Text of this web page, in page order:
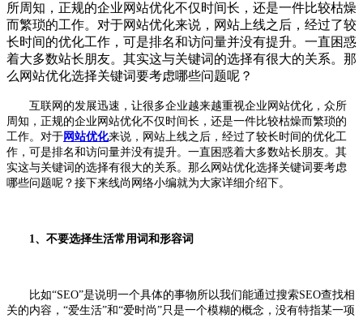
所周知，正规的企业网站优化不仅时间长，还是一件比较枯燥
而繁琐的工作。对于网站优化来说，网站上线之后，经过了较
长时间的优化工作，可是排名和访问量并没有提升。一直困惑
着大多数站长朋友。其实这与关键词的选择有很大的关系。那
么网站优化选择关键词要考虑哪些问题呢？
互联网的发展迅速，让很多企业越来越重视企业网站优化，众所
周知，正规的企业网站优化不仅时间长，还是一件比较枯燥而繁琐的
工作。对于网站优化来说，网站上线之后，经过了较长时间的优化工
作，可是排名和访问量并没有提升。一直困惑着大多数站长朋友。其
实这与关键词的选择有很大的关系。那么网站优化选择关键词要考虑
哪些问题呢？接下来线尚网络小编就为大家详细介绍下。
1、不要选择生活常用词和形容词
比如“SEO”是说明一个具体的事物所以我们能通过搜索SEO查找相
关的内容，“爱生活”和“爱时尚”只是一个模糊的概念，没有特指某一项